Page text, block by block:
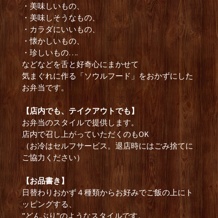
・美味しいもの、
・美味しそうなもの、
・カラダにいいもの、
・懐かしいもの、
・珍しいもの….
などなどを舌と好奇心にまかせて
気まぐれに作る「ソウルフード」をおかずにした
お弁当です。
【店内でも、テイクアウトでも】
お弁当のスタイルで提供します。
店内で召し上がっていただくのもOK
（お冷はセルフサービス。退店時にはごみ捨てに
ご協力ください）
【お品書き】
日替わりおかず４種類からお好みでご飯の上にト
ッピングする、
”どんぶり”のようなスタイルです。